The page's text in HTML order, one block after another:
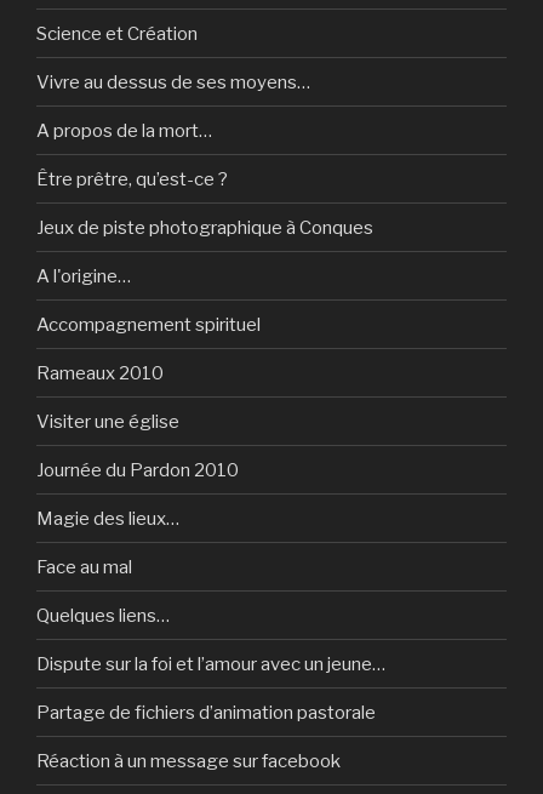
Science et Création
Vivre au dessus de ses moyens…
A propos de la mort…
Être prêtre, qu’est-ce ?
Jeux de piste photographique à Conques
A l'origine…
Accompagnement spirituel
Rameaux 2010
Visiter une église
Journée du Pardon 2010
Magie des lieux…
Face au mal
Quelques liens…
Dispute sur la foi et l’amour avec un jeune…
Partage de fichiers d’animation pastorale
Réaction à un message sur facebook